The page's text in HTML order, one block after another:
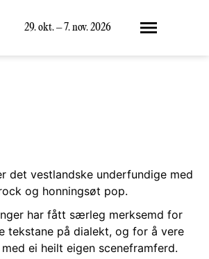
29. okt. – 7. nov. 2026 Meny
det vestlandske underfundige med
og honningsøt pop.
har fått særleg merksemd for
tekstane på dialekt, og for å vere
ei heilt eigen sceneframferd.